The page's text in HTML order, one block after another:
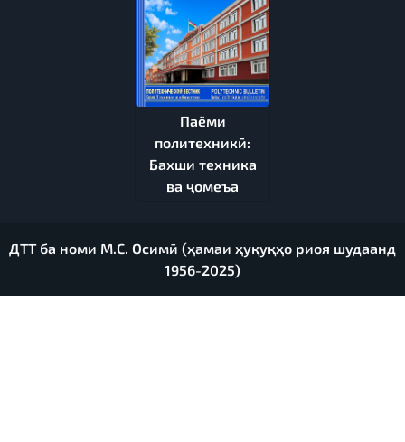
Паёми
политехникӣ:
Бахши техника
ва ҷомеъа
ДТТ ба номи М.С. Осимӣ (ҳамаи ҳуқуқҳо риоя шудаанд
1956-2025)